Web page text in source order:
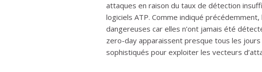
attaques en raison du taux de détection
logiciels ATP. Comme indiqué
dangereuses car elles n’ont jamais été
zero-day apparaissent presque tous les
sophistiqués pour exploiter les vecteurs